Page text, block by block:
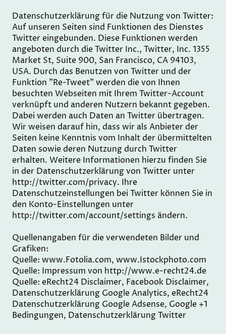
Datenschutzerklärung für die Nutzung von Twitter:
Auf unseren Seiten sind Funktionen des Dienstes
Twitter eingebunden. Diese Funktionen werden
angeboten durch die Twitter Inc., Twitter, Inc. 1355
Market St, Suite 900, San Francisco, CA 94103,
USA. Durch das Benutzen von Twitter und der
Funktion "Re-Tweet" werden die von Ihnen
besuchten Webseiten mit Ihrem Twitter-Account
verknüpft und anderen Nutzern bekannt gegeben.
Dabei werden auch Daten an Twitter übertragen.
Wir weisen darauf hin, dass wir als Anbieter der
Seiten keine Kenntnis vom Inhalt der übermittelten
Daten sowie deren Nutzung durch Twitter
erhalten. Weitere Informationen hierzu finden Sie
in der Datenschutzerklärung von Twitter unter
http://twitter.com/privacy. Ihre
Datenschutzeinstellungen bei Twitter können Sie in
den Konto-Einstellungen unter
http://twitter.com/account/settings ändern.
Quellenangaben für die verwendeten Bilder und
Grafiken:
Quelle: www.Fotolia.com, www.Istockphoto.com
Quelle: Impressum von http://www.e-recht24.de
Quelle: eRecht24 Disclaimer, Facebook Disclaimer,
Datenschutzerklärung Google Analytics, eRecht24
Datenschutzerklärung Google Adsense, Google +1
Bedingungen, Datenschutzerklärung Twitter